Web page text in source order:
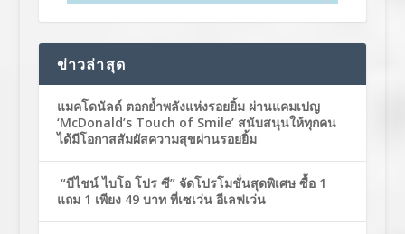
ข่าวล่าสุด
แมคโดนัลด์ ตอกย้ำพลังแห่งรอยยิ้ม ผ่านแคมเปญ
‘McDonald’s Touch of Smile’ สนับสนุนให้ทุกคน
ได้มีโอกาสสัมผัสความสุขผ่านรอยยิ้ม
“บีไชน์ ไบโอ โปร ซี” จัดโปรโมชั่นสุดพิเศษ ซื้อ 1
แถม 1 เพียง 49 บาท ที่เซเว่น อีเลฟเว่น